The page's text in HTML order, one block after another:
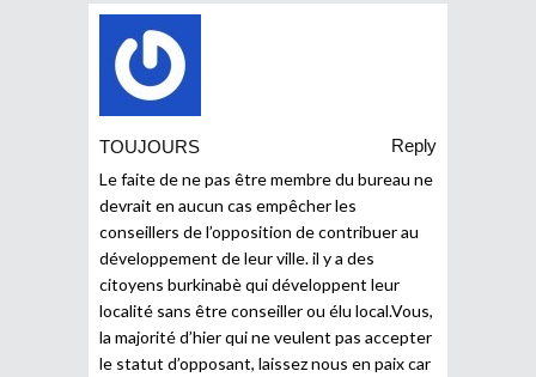
TOUJOURS
Reply
Le faite de ne pas être membre du bureau ne
devrait en aucun cas empêcher les
conseillers de l’opposition de contribuer au
développement de leur ville. il y a des
citoyens burkinabè qui développent leur
localité sans être conseiller ou élu local.Vous,
la majorité d’hier qui ne veulent pas accepter
le statut d’opposant, laissez nous en paix car